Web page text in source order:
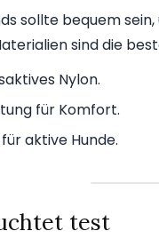
sollte bequem
sind die
Nylon.
für Komfort.
aktive Hunde.
test